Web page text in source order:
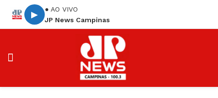
▶
● AO VIVO
JP News Campinas